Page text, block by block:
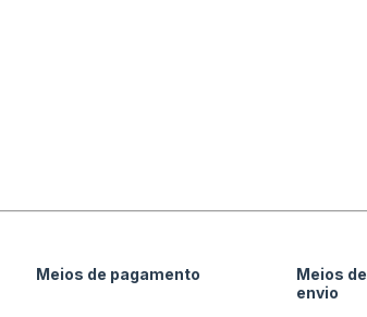
Meios de pagamento
Meios de
envio